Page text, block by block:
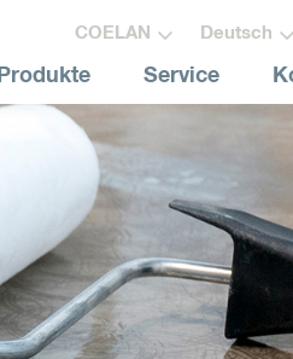
COELAN Deutsch
Produkte Service